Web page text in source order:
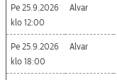
Pe 25.9.2026
12:00
Alvar
Pe 25.9.2026
18:00
Alvar